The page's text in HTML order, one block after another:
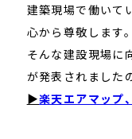
建築現場で働いて
心から尊敬します。
そんな建設現場に
が発表されました
▶楽天エアマップ